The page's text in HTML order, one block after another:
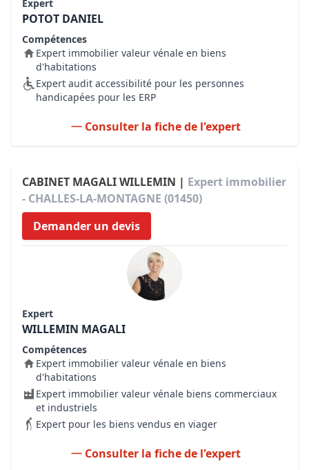
Expert
POTOT DANIEL
Compétences
Expert immobilier valeur vénale en biens
d'habitations
Expert audit accessibilité pour les personnes
handicapées pour les ERP
Consulter la fiche de l'expert
CABINET MAGALI WILLEMIN | Expert immobilier
- CHALLES-LA-MONTAGNE (01450)
Demander un devis
Expert
WILLEMIN MAGALI
Compétences
Expert immobilier valeur vénale en biens
d'habitations
Expert immobilier valeur vénale biens commerciaux
et industriels
Expert pour les biens vendus en viager
Consulter la fiche de l'expert